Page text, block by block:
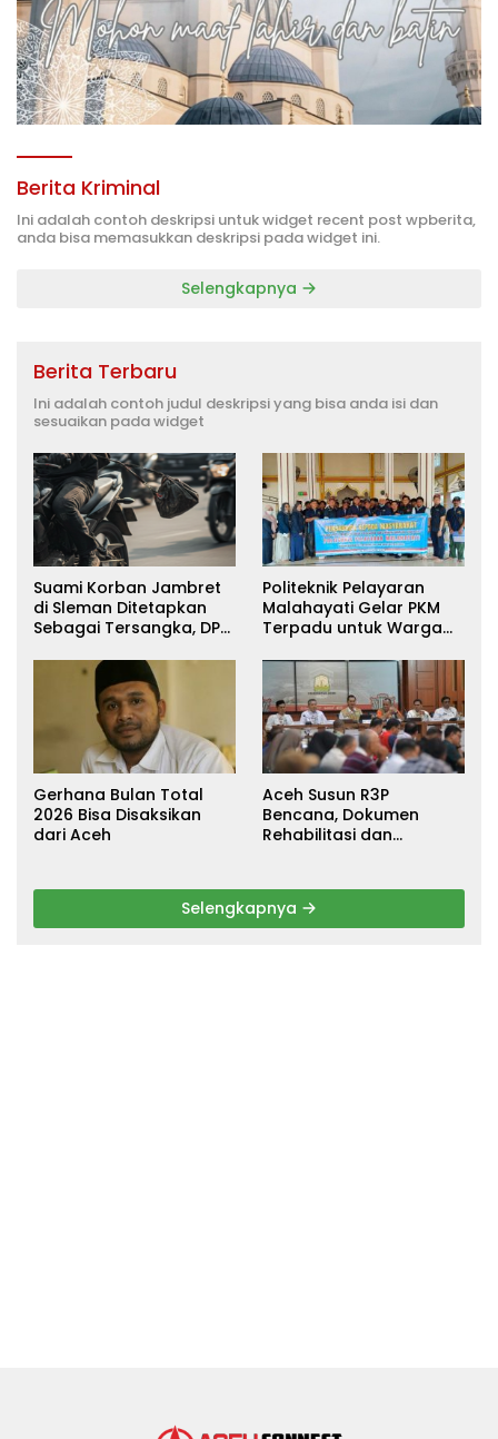
Berita Kriminal
Ini adalah contoh deskripsi untuk widget recent post wpberita,
anda bisa memasukkan deskripsi pada widget ini.
Selengkapnya
Berita Terbaru
Ini adalah contoh judul deskripsi yang bisa anda isi dan
sesuaikan pada widget
Suami Korban Jambret
di Sleman Ditetapkan
Sebagai Tersangka, DPR
Keadilan
Politeknik Pelayaran
Malahayati Gelar PKM
Terpadu untuk Warga
Pidie Jaya
Gerhana Bulan Total
2026 Bisa Disaksikan
dari Aceh
Aceh Susun R3P
Bencana, Dokumen
Rehabilitasi dan
Selengkapnya